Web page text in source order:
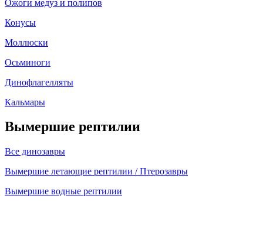
Ожоги медуз и полипов
Конусы
Моллюски
Осьминоги
Динофлагелляты
Кальмары
Вымершие рептилии
Все динозавры
Вымершие летающие рептилии / Птерозавры
Вымершие водные рептилии